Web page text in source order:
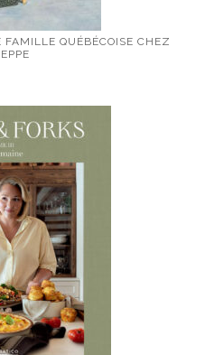
FAMILLE QUÉBÉCOISE CHEZ